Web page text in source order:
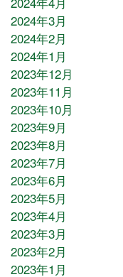
2024年3月
2024年2月
2024年1月
2023年12月
2023年11月
2023年10月
2023年9月
2023年8月
2023年7月
2023年6月
2023年5月
2023年4月
2023年3月
2023年2月
2023年1月